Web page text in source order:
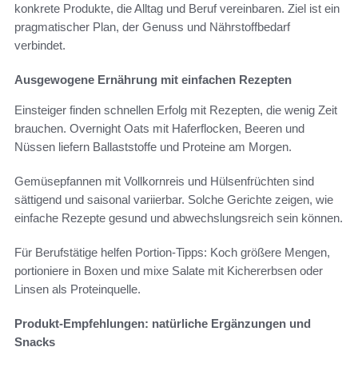
konkrete Produkte, die Alltag und Beruf vereinbaren. Ziel ist ein
pragmatischer Plan, der Genuss und Nährstoffbedarf
verbindet.
Ausgewogene Ernährung mit einfachen Rezepten
Einsteiger finden schnellen Erfolg mit Rezepten, die wenig Zeit
brauchen. Overnight Oats mit Haferflocken, Beeren und
Nüssen liefern Ballaststoffe und Proteine am Morgen.
Gemüsepfannen mit Vollkornreis und Hülsenfrüchten sind
sättigend und saisonal variierbar. Solche Gerichte zeigen, wie
einfache Rezepte gesund und abwechslungsreich sein können.
Für Berufstätige helfen Portion-Tipps: Koch größere Mengen,
portioniere in Boxen und mixe Salate mit Kichererbsen oder
Linsen als Proteinquelle.
Produkt-Empfehlungen: natürliche Ergänzungen und
Snacks